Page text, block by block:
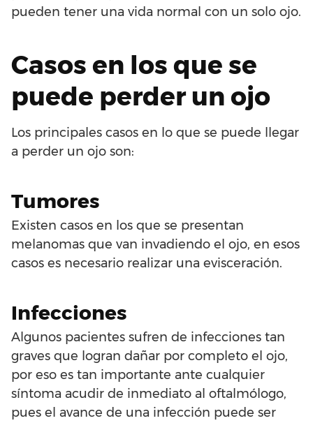
pueden tener una vida normal con un solo ojo.
Casos en los que se
puede perder un ojo
Los principales casos en lo que se puede llegar
a perder un ojo son:
Tumores
Existen casos en los que se presentan
melanomas que van invadiendo el ojo, en esos
casos es necesario realizar una evisceración.
Infecciones
Algunos pacientes sufren de infecciones tan
graves que logran dañar por completo el ojo,
por eso es tan importante ante cualquier
síntoma acudir de inmediato al oftalmólogo,
pues el avance de una infección puede ser